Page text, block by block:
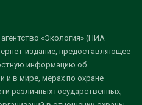
«Экология» (НИА
издание, предоставляющее
информацию об
и в мире, мерах по охране
различных государственных,